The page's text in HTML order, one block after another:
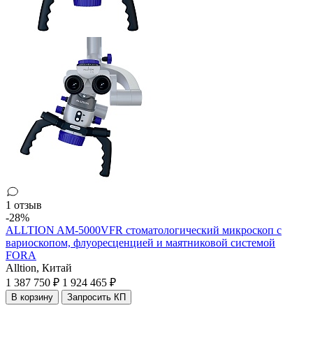
1 отзыв
-28%
ALLTION AM-5000VFR стоматологический микроскоп с
вариоскопом, флуоресценцией и маятниковой системой
FORA
Alltion, Китай
1 387 750 ₽ 1 924 465 ₽
В корзину Запросить КП